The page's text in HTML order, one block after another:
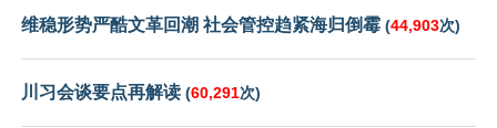
维稳形势严酷文革回潮 社会管控趋紧海归倒霉 (44,903次)
川习会谈要点再解读 (60,291次)